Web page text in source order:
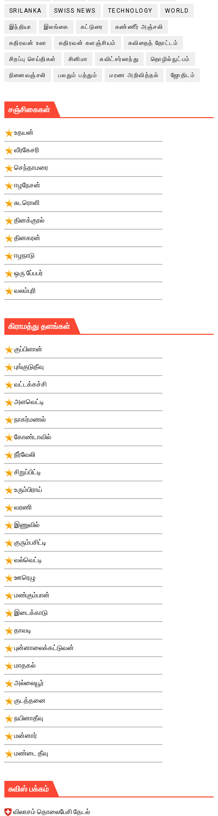
SRILANKA SWISS NEWS TECHNOLOGY WORLD
இந்தியா இலங்கை கட்டுரை கண்ணீர் அஞ்சலி
கதிரவன் உலா கதிரவன் களஞ்சியம் கவிதைத் தோட்டம்
சிறப்பு செய்திகள் சினிமா சுவிட்சர்லாந்து தொழில்நுட்பம்
நினைவஞ்சலி பலதும் பத்தும் மரண அறிவித்தல் ஜோதிடம்
சஞ்சிகைகள்
உதயன்
வீரகேசரி
செந்தாமரை
ஈழநேசன்
சுடரொளி
தினக்குரல்
தினகரன்
ஈழநாடு
ஒரு பே்பபர்
வலம்புரி
கிராமத்து தளங்கள்
குப்பிளான்
புங்குடுதீவு
வட்டக்கச்சி
அளவெட்டி
நாகர்மணல்
கோண்டாவில்
நீர்வேலி
சிறுப்பிட்டி
உரும்பிராய்
வரணி
இணுவில்
குரும்பசிட்டி
வல்வெட்டி
ஊரெழு
மண்கும்பான்
இடைக்காடு
தாவடி
புன்னாலைக்கட்டுவன்
மாதகல்
அல்லையூர்
குடத்தனை
நயினாதீவு
மன்னார்
மண்டை தீவு
சுவிஸ் பக்கம்
விலாசம் தொலைபேசி தேடல்